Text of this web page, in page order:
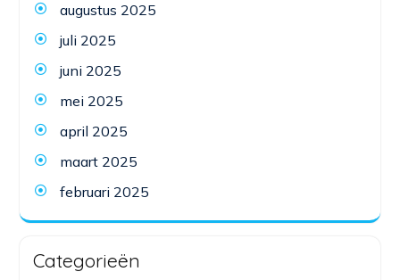
augustus 2025
juli 2025
juni 2025
mei 2025
april 2025
maart 2025
februari 2025
Categorieën